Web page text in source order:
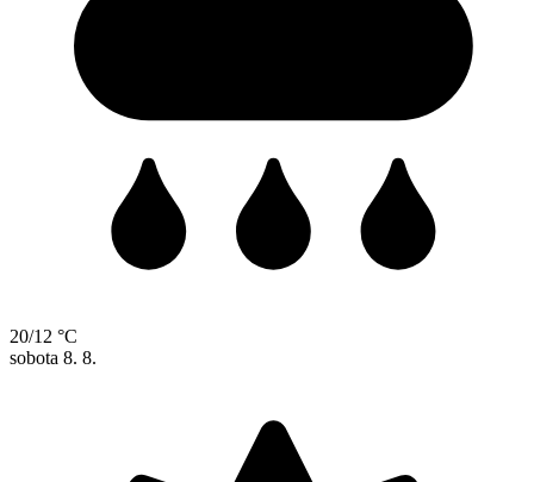
20/12 °C
sobota 8. 8.